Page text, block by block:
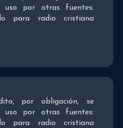
uso por otras fuentes:
para radio cristiana
por obligación, se
uso por otras fuentes:
para radio cristiana